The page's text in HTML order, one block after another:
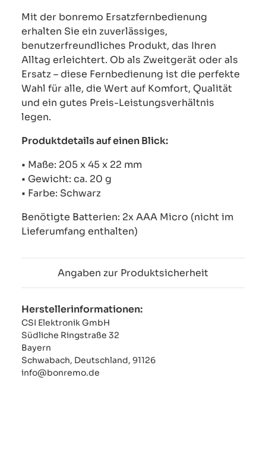
Mit der bonremo Ersatzfernbedienung
erhalten Sie ein zuverlässiges,
benutzerfreundliches Produkt, das Ihren
Alltag erleichtert. Ob als Zweitgerät oder als
Ersatz – diese Fernbedienung ist die perfekte
Wahl für alle, die Wert auf Komfort, Qualität
und ein gutes Preis-Leistungsverhältnis
legen.
Produktdetails auf einen Blick:
• Maße: 205 x 45 x 22 mm
• Gewicht: ca. 20 g
• Farbe: Schwarz
Benötigte Batterien: 2x AAA Micro (nicht im
Lieferumfang enthalten)
Angaben zur Produktsicherheit
Herstellerinformationen:
CSI Elektronik GmbH
Südliche Ringstraße 32
Bayern
Schwabach, Deutschland, 91126
info@bonremo.de